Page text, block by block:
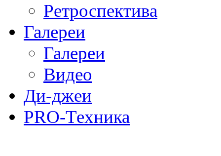
Ретроспектива
Галереи
Галереи
Видео
Ди-джеи
PRO-Техника